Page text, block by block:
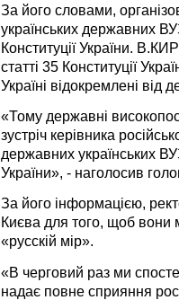
За його словами,
українських державних
Конституції України.
статті 35 Конституції
Україні відокремлені
«Тому державні
зустріч керівника
державних українських
України», - наголосив
За його інформацією,
Києва для того, щоб вони
«русскій мір».
«В черговий раз ми
надає повне сприяння